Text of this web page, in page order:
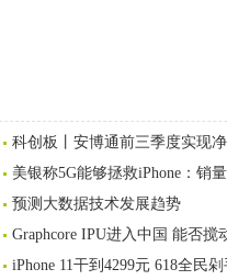
科创板丨安博通前三季度实现
美银称5G能够拯救iPhone：销
预测大数据技术发展趋势
Graphcore IPU进入中国 能否搅
iPhone 11干到4299元 618全民